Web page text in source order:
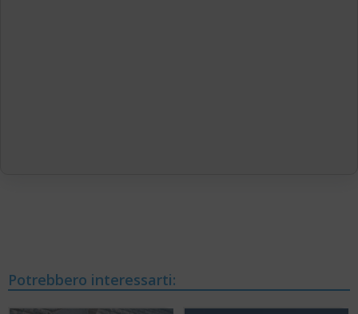
Potrebbero interessarti: